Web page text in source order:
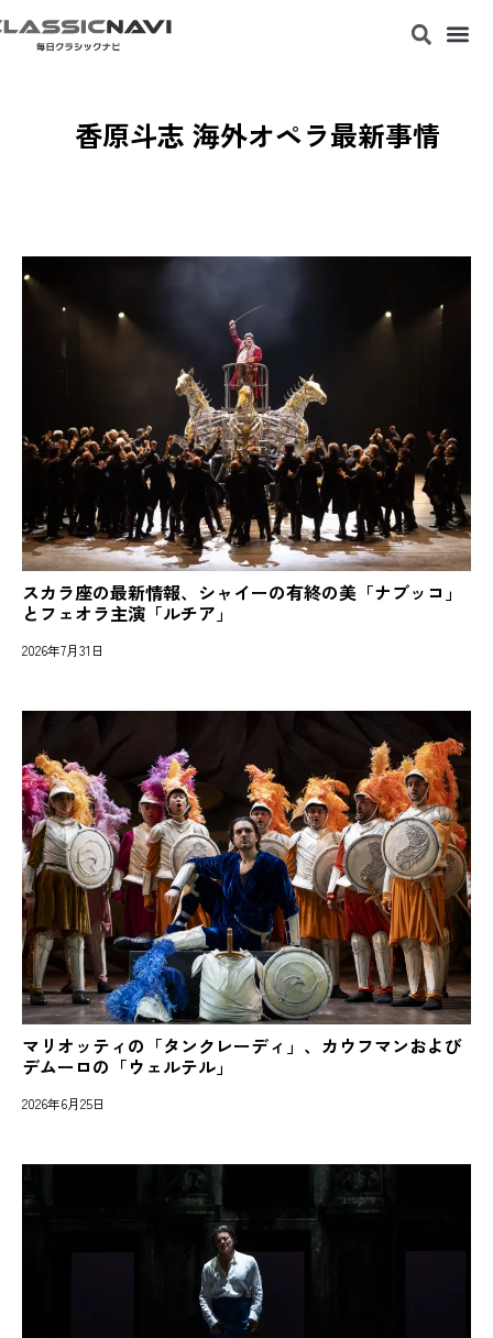
香原斗志 海外オペラ最新事情
スカラ座の最新情報、シャイーの有終の美「ナブッコ」
とフェオラ主演「ルチア」
2026年7月31日
マリオッティの「タンクレーディ」、カウフマンおよび
デムーロの「ウェルテル」
2026年6月25日